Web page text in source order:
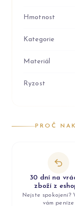
Hmotnost
Kategorie
Materiál
Ryzost
PROČ
30 dní na
zboží z
Nejste spokojeni?
vám peníze